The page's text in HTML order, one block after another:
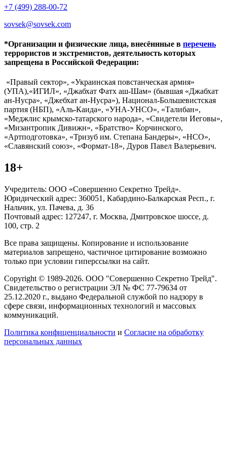
+7 (499) 288-00-72
sovsek@sovsek.com
*Организации и физические лица, внесённные в перечень
террористов и экстремистов, деятельность которых
запрещена в Российской Федерации:
«Правый сектор», «Украинская повстанческая армия»
(УПА),«ИГИЛ», «Джабхат Фатх аш-Шам» (бывшая «Джабхат
ан-Нусра», «Джебхат ан-Нусра»), Национал-Большевистская
партия (НБП), «Аль-Каида», «УНА-УНСО», «Талибан»,
«Меджлис крымско-татарского народа», «Свидетели Иеговы»,
«Мизантропик Дивижн», «Братство» Корчинского,
«Артподготовка», «Тризуб им. Степана Бандеры», «НСО»,
«Славянский союз», «Формат-18», Дуров Павел Валерьевич.
18+
Учредитель: ООО «Совершенно Секретно Трейд».
Юридический адрес: 360051, Кабардино-Балкарская Респ., г.
Нальчик, ул. Пачева, д. 36
Почтовый адрес: 127247, г. Москва, Дмитровское шоссе, д.
100, стр. 2
Все права защищены. Копирование и использование
материалов запрещено, частичное цитирование возможно
только при условии гиперссылки на сайт.
Copyright © 1989-2026. ООО "Совершенно Секретно Трейд".
Свидетельство о регистрации ЭЛ № ФС 77-79634 от
25.12.2020 г., выдано Федеральной службой по надзору в
сфере связи, информационных технологий и массовых
коммуникаций.
Политика конфиценциальности и Согласие на обработку
персональных данных